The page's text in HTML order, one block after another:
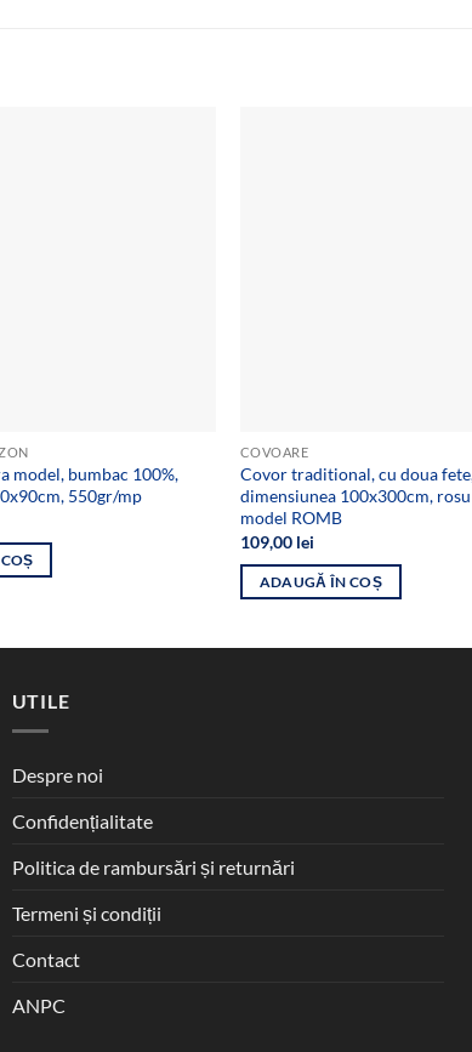
model, bumbac 100%,
550gr/mp
COVOARE
Covor traditional, cu doua
dimensiunea 100x300cm,
model ROMB
109,00 lei
ADAUGĂ ÎN COȘ
UTILE
Despre noi
Confidențialitate
Politica de rambursări și returnări
Termeni și condiții
Contact
ANPC